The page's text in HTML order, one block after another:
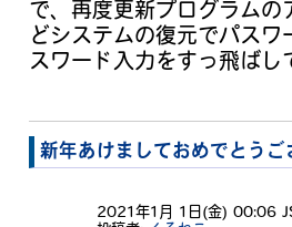
で、再度更新プログラム
どシステムの復元でパス
スワード入力をすっ飛ばし
新年あけましておめでとうご
2021年1月 1日(金) 00:06